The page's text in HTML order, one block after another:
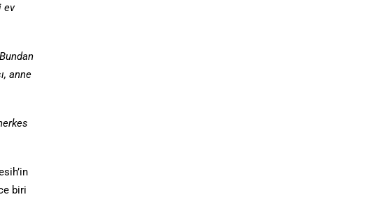
ev
anne
biri